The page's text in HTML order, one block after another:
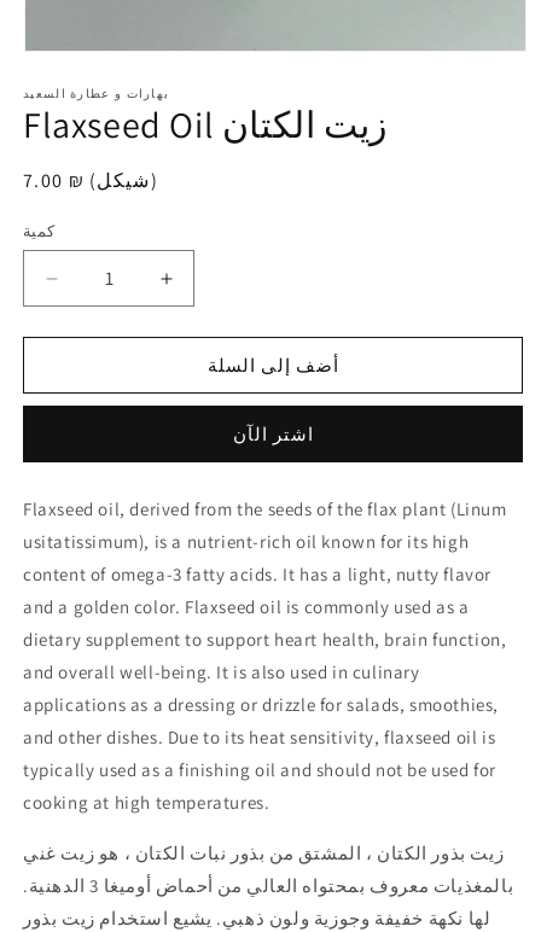
1
في
modal
بهارات و عطارة السعيد
Flaxseed Oil زيت الكتان
سعر
7.00 ₪ (شيكل)
كمية
كمية
لـ
Oil
زيادة
لـ
Flaxseed
Oil
أضف إلى السلة
اشتر الآن
Flaxseed oil, derived from the seeds of the flax plant (Linum
usitatissimum), is a nutrient-rich oil known for its high
content of omega-3 fatty acids. It has a light, nutty flavor
and a golden color. Flaxseed oil is commonly used as a
dietary supplement to support heart health, brain function,
and overall well-being. It is also used in culinary
applications as a dressing or drizzle for salads, smoothies,
and other dishes. Due to its heat sensitivity, flaxseed oil is
typically used as a finishing oil and should not be used for
cooking at high temperatures.
زيت بذور الكتان ، المشتق من بذور نبات الكتان ، هو زيت غني
بالمغذيات معروف بمحتواه العالي من أحماض أوميغا 3 الدهنية.
لها نكهة خفيفة وجوزية ولون ذهبي. يشيع استخدام زيت بذور